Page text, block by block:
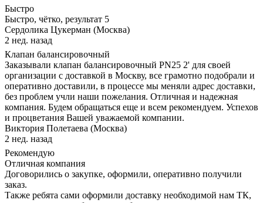
Быстро
Быстро, чётко, результат 5
Сердолика Цукерман (Москва)
2 нед. назад
Клапан балансировочный
Заказывали клапан балансировочный PN25 2' для своей
организации с доставкой в Москву, все грамотно подобрали и
оперативно доставили, в процессе мы меняли адрес доставки,
без проблем учли наши пожелания. Отличная и надежная
компания. Будем обращаться еще и всем рекомендуем. Успехов
и процветания Вашей уважаемой компании.
Виктория Полетаева (Москва)
2 нед. назад
Рекомендую
Отличная компания
Договорились о закупке, оформили, оперативно получили
заказ.
Также ребята сами оформили доставку необходимой нам ТК,